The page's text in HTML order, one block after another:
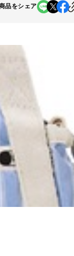
品をシェア